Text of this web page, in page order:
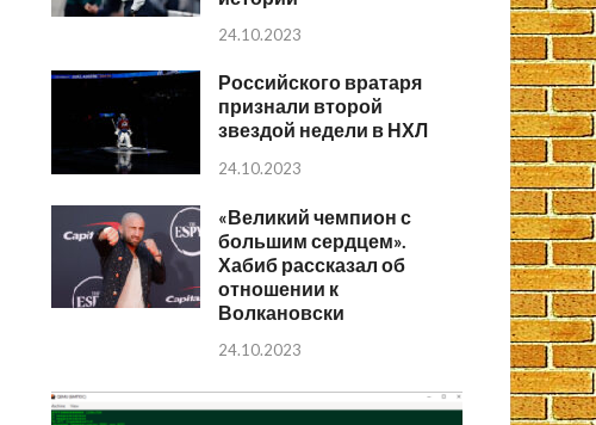
24.10.2023
Российского вратаря
признали второй
звездой недели в НХЛ
24.10.2023
«Великий чемпион с
большим сердцем».
Хабиб рассказал об
отношении к
Волкановски
24.10.2023